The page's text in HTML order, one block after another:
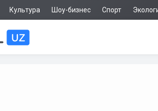
Культура Шоу-бизнес Спорт